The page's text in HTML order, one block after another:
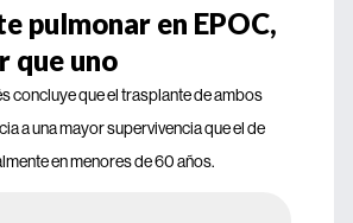
pulmonar en EPOC,
que uno
concluye que el trasplante de ambos
a una mayor supervivencia que el de
en menores de 60 años.